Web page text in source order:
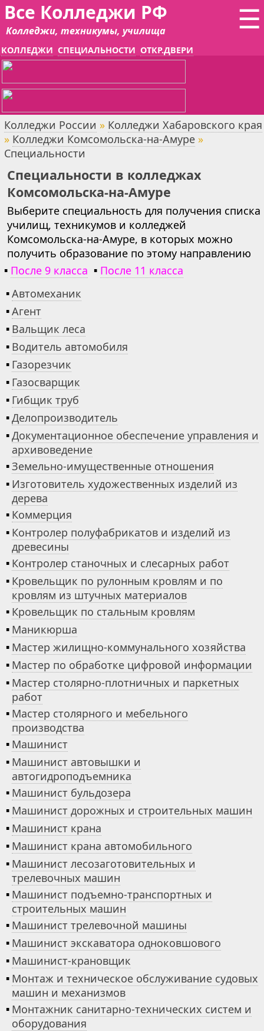
☰
Все Колледжи РФ
Колледжи, техникумы, училища
КОЛЛЕДЖИ СПЕЦИАЛЬНОСТИ ОТКР.ДВЕРИ
Колледжи России » Колледжи Хабаровского края
» Колледжи Комсомольска-на-Амуре »
Специальности
Специальности в колледжах
Комсомольска-на-Амуре
Выберите специальность для получения списка
училищ, техникумов и колледжей
Комсомольска-на-Амуре, в которых можно
получить образование по этому направлению
▪ После 9 класса ▪ После 11 класса
▪Автомеханик
▪Агент
▪ Вальщик леса
▪ Водитель автомобиля
▪ Газорезчик
▪ Газосварщик
▪ Гибщик труб
▪Делопроизводитель
▪Документационное обеспечение управления и
архивоведение
▪Земельно-имущественные отношения
▪ Изготовитель художественных изделий из
дерева
▪ Коммерция
▪ Контролер полуфабрикатов и изделий из
древесины
▪ Контролер станочных и слесарных работ
▪ Кровельщик по рулонным кровлям и по
кровлям из штучных материалов
▪ Кровельщик по стальным кровлям
▪ Маникюрша
▪ Мастер жилищно-коммунального хозяйства
▪ Мастер по обработке цифровой информации
▪ Мастер столярно-плотничных и паркетных
работ
▪ Мастер столярного и мебельного
производства
▪ Машинист
▪ Машинист автовышки и
автогидроподъемника
▪ Машинист бульдозера
▪ Машинист дорожных и строительных машин
▪ Машинист крана
▪ Машинист крана автомобильного
▪ Машинист лесозаготовительных и
трелевочных машин
▪ Машинист подъемно-транспортных и
строительных машин
▪ Машинист трелевочной машины
▪ Машинист экскаватора одноковшового
▪ Машинист-крановщик
▪ Монтаж и техническое обслуживание судовых
машин и механизмов
▪ Монтажник санитарно-технических систем и
оборудования